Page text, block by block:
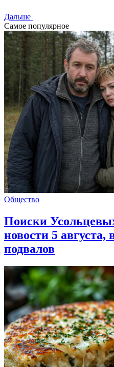
Дальше
Самое популярное
Общество
Поиски
новости 5
подвалов